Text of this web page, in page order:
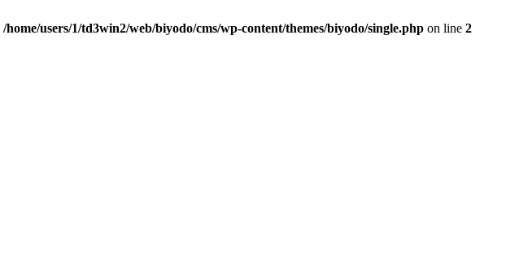
/home/users/1/td3win2/web/biyodo/cms/wp-content/themes/biyodo/single.php on line 2